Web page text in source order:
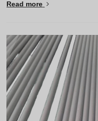
Read more